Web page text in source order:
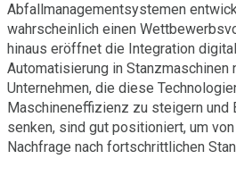
Abfallmanagementsystemen
wahrscheinlich einen
hinaus eröffnet die Integration
Automatisierung in Stanzmaschinen
Unternehmen, die diese
Maschineneffizienz zu steigern und
senken, sind gut positioniert, um
Nachfrage nach fortschrittlichen